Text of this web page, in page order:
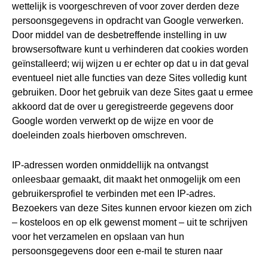
wettelijk is voorgeschreven of voor zover derden deze
persoonsgegevens in opdracht van Google verwerken.
Door middel van de desbetreffende instelling in uw
browsersoftware kunt u verhinderen dat cookies worden
geïnstalleerd; wij wijzen u er echter op dat u in dat geval
eventueel niet alle functies van deze Sites volledig kunt
gebruiken. Door het gebruik van deze Sites gaat u ermee
akkoord dat de over u geregistreerde gegevens door
Google worden verwerkt op de wijze en voor de
doeleinden zoals hierboven omschreven.
IP-adressen worden onmiddellijk na ontvangst
onleesbaar gemaakt, dit maakt het onmogelijk om een
gebruikersprofiel te verbinden met een IP-adres.
Bezoekers van deze Sites kunnen ervoor kiezen om zich
– kosteloos en op elk gewenst moment – uit te schrijven
voor het verzamelen en opslaan van hun
persoonsgegevens door een e-mail te sturen naar